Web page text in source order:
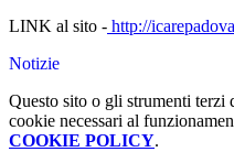
LINK al sito - http://
Notizie
Questo sito o gli strumenti terzi
cookie necessari al
COOKIE POLICY.